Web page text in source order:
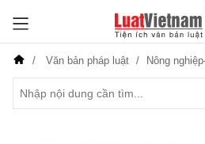
Văn bản pháp luật Nông